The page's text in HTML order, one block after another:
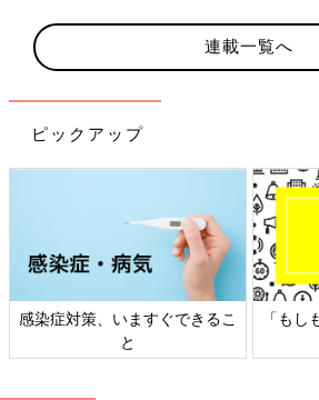
連載一覧へ
ピックアップ
感染症対策、いますぐできるこ
と
「もし